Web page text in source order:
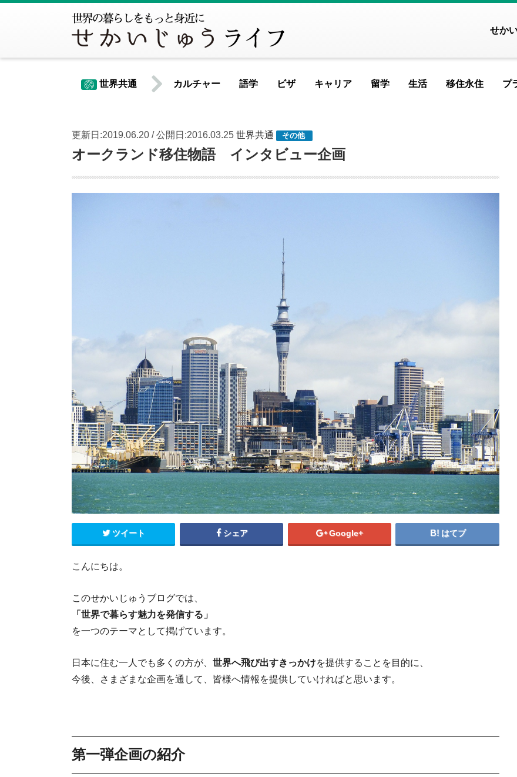
せか
世界共通
世界共通情報
北米
アメリカ合衆国 カナダ
ハイチ
パラグアイ
ブラジル
ベネズエラ
ペルー
ボリビア
メキシコ
アイスランド
イギリス
イタリア
ウクライナ
スロベニア
デンマーク
ハンガリー
ブルガリア
ベルギー
ポルトガル
マルタ共和国
ルクセンブルク
ルーマニア
中東/アフリカ
アラブ首長国連邦 アルジェリア
イスラエル
エジプト
カタール
ケニア
サウジアラビア
セネガル
タンザニア
トルコ
ベナン共和国
モザンビーク
南アフリカ共和国
プ
移住永住
海外移住前
記
住むなら
語学
FEATURED
英語ニュースを使ってグングン上達！
MOST VIEWED
記事が見つかりませ
PICKUP
駐在妻は本当に英語ができないのか
ビザ
MOST VIEWED
記事が見つかりません
ビザ(査証)基本知識まとめとビザを安
留学
節約マジック！海外
MOST
記事が見
オーペア留学の特徴や
銭事
キャリア
海外移住で仕事を見つけ
MOST
記事が見つか
PICKUP
【イベント案内】５月１１日（水
タ
生活
絶対知るべき！ク
スス
記事が
ネ
カルチャー
世界のクリスマス事情！海外と日本はこんなに違って
MOST VIEWED ARTICLE
記事が見つかりませんでした
PICKUP ARTICLE
更新日:2019.06.20 / 公開日:2016.03.25 世界共通 その他
オークランド移住物語 インタビュー企画
ツイート シェア Google+ はてブ
こんにちは。
このせかいじゅうブログでは、
「世界で暮らす魅力を発信する」
を一つのテーマとして掲げています。
日本に住む一人でも多くの方が、 世界へ飛び出すきっかけを提供することを目的に、
今後、さまざまな企画を通して、皆様へ情報を提供していければと思います。
第一弾企画の紹介